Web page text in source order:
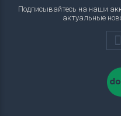
Подписывайтесь на наши
актуальные